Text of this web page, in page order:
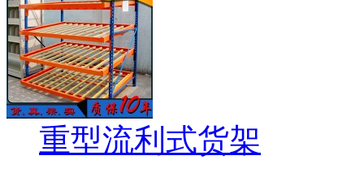
重型流利式货架